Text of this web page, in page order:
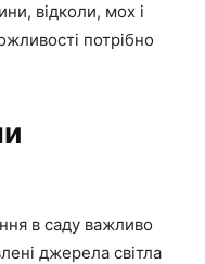
відколи, мох і
потрібно
в саду важливо
джерела світла